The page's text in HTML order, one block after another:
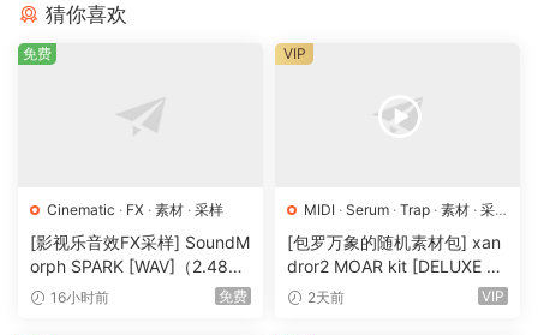
猜你喜欢
Cinematic · FX · 素材 · 采样
[影视乐音效FX采样] SoundM
orph SPARK [WAV]（2.48G
B）16小时前 免费
免费
MIDI · Serum · Trap · 素材 · 采
样·预置
[包罗万象的随机素材包] xan
dror2 MOAR kit [DELUXE VE
RSION] [WAV, MiDi]（3.1G
2天前 VIP
VIP